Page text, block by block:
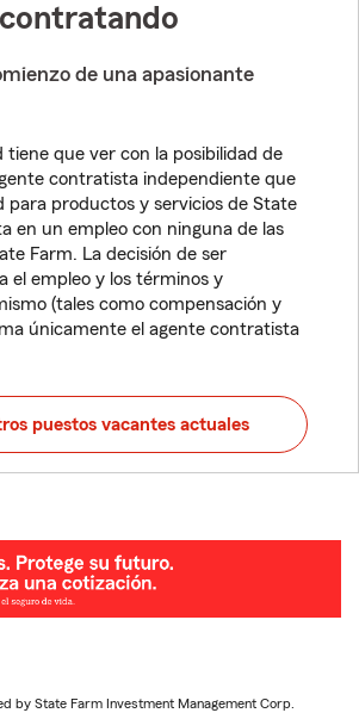
de una apasionante
tiene que ver con la posibilidad de
contratista independiente que
para productos y servicios de State
en un empleo con ninguna de las
Farm. La decisión de ser
el empleo y los términos y
(tales como compensación y
únicamente el agente contratista
puestos vacantes actuales
by State Farm Investment Management Corp.